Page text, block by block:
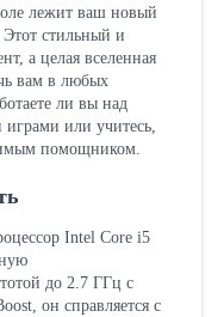
лежит ваш новый
стильный и
а целая вселенная
вам в любых
ли вы над
или учитесь,
помощником.
Intel Core i5
до 2.7 ГГц с
он справляется с